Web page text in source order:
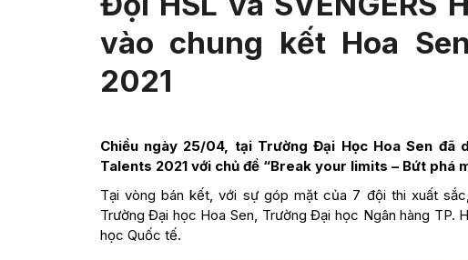
vào chung kết Hoa
2021
Chiều ngày 25/04, tại Trường Đại Học Hoa Sen
Talents 2021 với chủ đề “Break your limits – Bứt phá
Tại vòng bán kết, với sự góp mặt của 7 đội thi xuất
Trường Đại học Hoa Sen, Trường Đại học Ngân hàng TP.
học Quốc tế.